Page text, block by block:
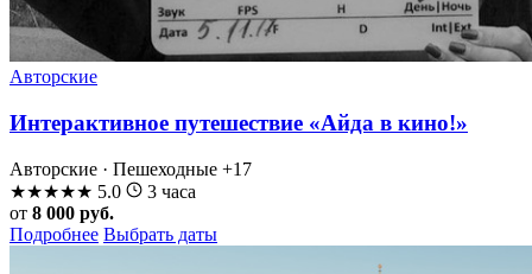
Авторские
Интерактивное путешествие «Айда в кино!»
Авторские · Пешеходные +17
★★★★★ 5.0
3 часа
от 8 000 руб.
Подробнее Выбрать даты